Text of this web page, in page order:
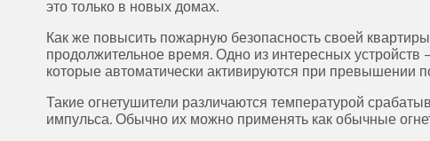
это только в новых домах.
Как же повысить пожарную безопасность своей
продолжительное время. Одно из интересных
которые автоматически активируются при превышении
Такие огнетушители различаются температурой
импульса. Обычно их можно применять как обычные